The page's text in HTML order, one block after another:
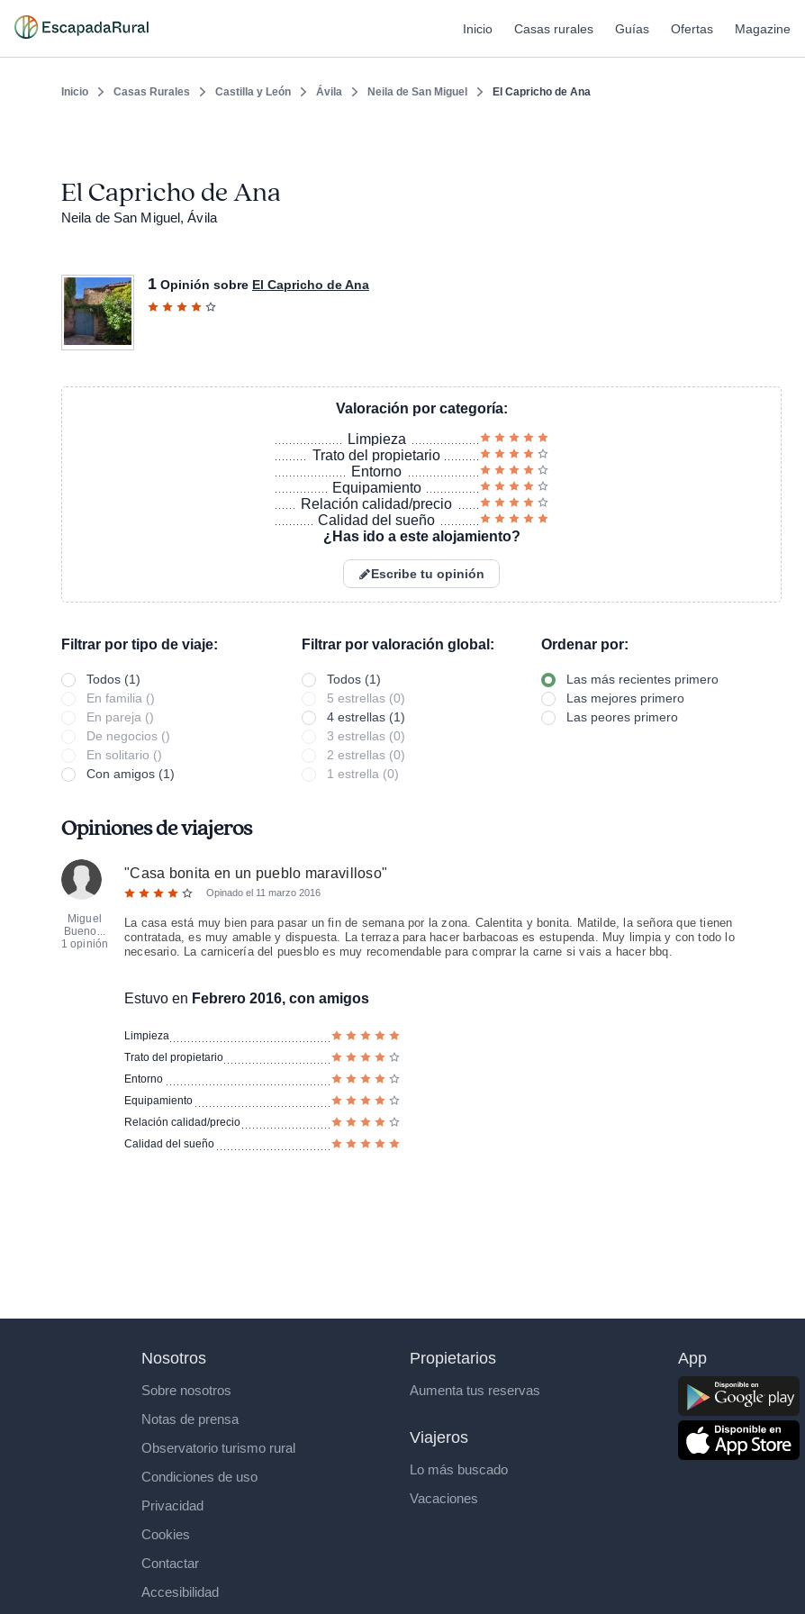
Inicio Casas rurales Guías Ofertas Magazine
Inicio Casas Rurales Castilla y León Ávila Neila de San Miguel El Capricho de Ana
El Capricho de Ana
Neila de San Miguel, Ávila
1 Opinión sobre El Capricho de Ana
Valoración por categoría:
Limpieza
Trato del propietario
Entorno
Equipamiento
Relación calidad/precio
Calidad del sueño
¿Has ido a este alojamiento?
Escribe tu opinión
Filtrar por tipo de viaje:
Todos (1)
En familia ()
En pareja ()
De negocios ()
En solitario ()
Con amigos (1)
Filtrar por valoración global:
Todos (1)
5 estrellas (0)
4 estrellas (1)
3 estrellas (0)
2 estrellas (0)
1 estrella (0)
Ordenar por:
Las más recientes primero
Las mejores primero
Las peores primero
Opiniones de viajeros
Miguel
Bueno...
1 opinión
"Casa bonita en un pueblo maravilloso"
Opinado el 11 marzo 2016
La casa está muy bien para pasar un fin de semana por la zona. Calentita y bonita. Matilde, la señora que tienen
contratada, es muy amable y dispuesta. La terraza para hacer barbacoas es estupenda. Muy limpia y con todo lo
necesario. La carnicería del puesblo es muy recomendable para comprar la carne si vais a hacer bbq.
Estuvo en Febrero 2016, con amigos
Limpieza
Trato del propietario
Entorno
Equipamiento
Relación calidad/precio
Calidad del sueño
Nosotros
Sobre nosotros
Notas de prensa
Observatorio turismo rural
Condiciones de uso
Privacidad
Cookies
Contactar
Accesibilidad
Propietarios
Aumenta tus reservas
Viajeros
Lo más buscado
Vacaciones
App